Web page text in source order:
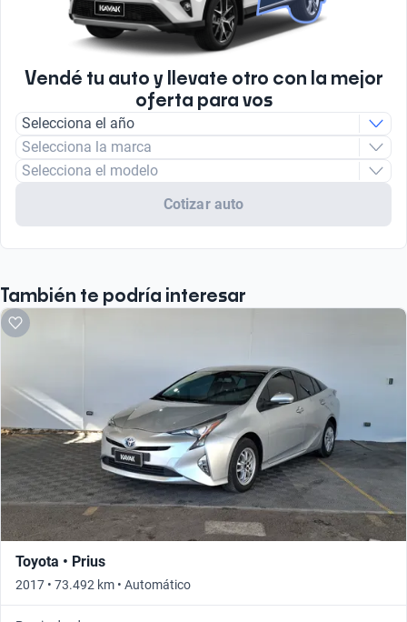
Tipo de Combustible
Combustión
Tipo de motor
Bolsas de Aire Frontales
Vendé tu auto y llevate otro con la mejor
oferta para vos
Selecciona el año
Selecciona la marca
Selecciona el modelo
Cotizar auto
También te podría interesar
Toyota • Prius
2017 • 73.492 km • Automático